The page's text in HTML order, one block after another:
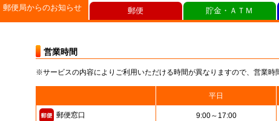
郵便局からのお知らせ
営業時間
※サービスの内容によりご利用いただける時間が異なりますので、営業時
平日
郵便窓口 9:00～17:00
郵便 貯金・ＡＴＭ